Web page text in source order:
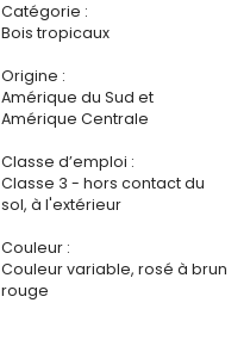
Catégorie :
Bois tropicaux
Origine :
Amérique du Sud et
Amérique Centrale
Classe d’emploi :
Classe 3 - hors contact du
sol, à l'extérieur
Couleur :
Couleur variable, rosé à brun
rouge